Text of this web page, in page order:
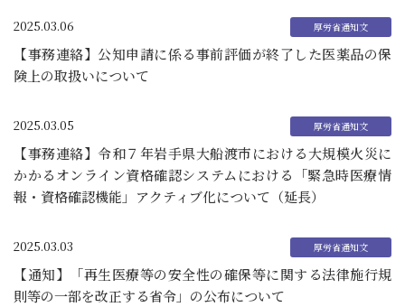
2025.03.06
【事務連絡】公知申請に係る事前評価が終了した医薬品の保
険上の取扱いについて
2025.03.05
【事務連絡】令和７年岩手県大船渡市における大規模火災に
かかるオンライン資格確認システムにおける「緊急時医療情
報・資格確認機能」アクティブ化について（延長）
2025.03.03
【通知】「再生医療等の安全性の確保等に関する法律施行規
則等の一部を改正する省令」の公布について